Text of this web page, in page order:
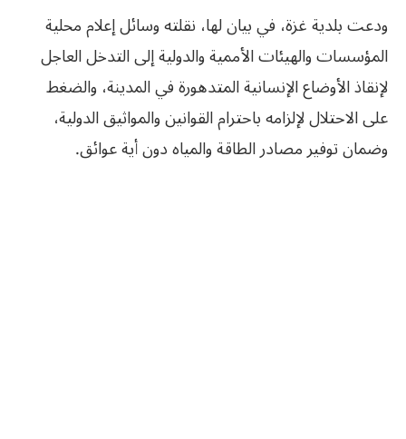
ودعت بلدية غزة، في بيان لها، نقلته وسائل إعلام محلية
المؤسسات والهيئات الأممية والدولية إلى التدخل العاجل
لإنقاذ الأوضاع الإنسانية المتدهورة في المدينة، والضغط
على الاحتلال لإلزامه باحترام القوانين والمواثيق الدولية،
وضمان توفير مصادر الطاقة والمياه دون أية عوائق.